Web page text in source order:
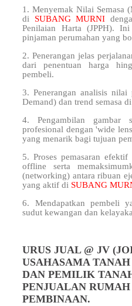
1. Menyemak Nilai Semasa
di SUBANG MURNI
Penilaian Harta (JPPH).
pinjaman perumahan yang
2. Penerangan jelas
dari penentuan harga
pembeli.
3. Penerangan analisis nilai
Demand) dan trend semasa
4. Pengambilan gambar
profesional dengan 'wide
yang menarik bagi tujuan
5. Proses pemasaran
offline serta
(networking) antara ribuan
yang aktif di SUBANG
6. Mendapatkan pembeli
sudut kewangan dan
URUS JUAL @ JV
USAHASAMA
DAN PEMILIK
PENJUALAN
PEMBINAAN.